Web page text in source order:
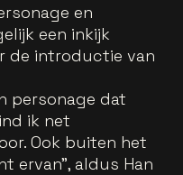
en
een inkijk
de introductie van
personage dat
ik net
Ook buiten het
ervan”, aldus Han